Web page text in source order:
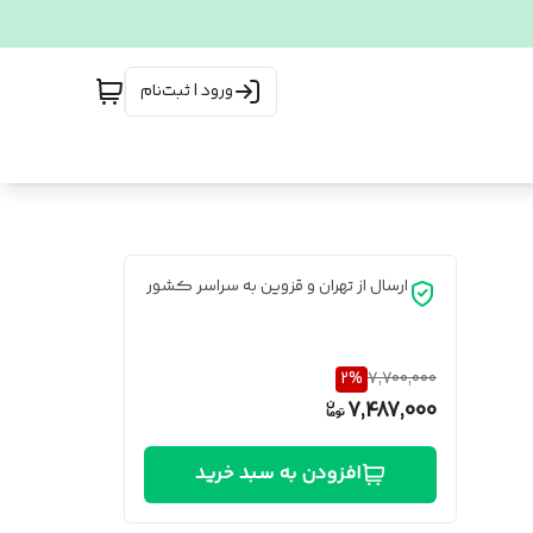
ورود | ثبت‌نام
ارسال از تهران و قزوین به سراسر کشور
7,700,000
2%
7,487,000
افزودن به سبد خرید